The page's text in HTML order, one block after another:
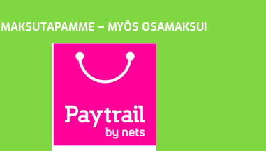
MAKSUTAPAMME – MYÖS OSAMAKSU!